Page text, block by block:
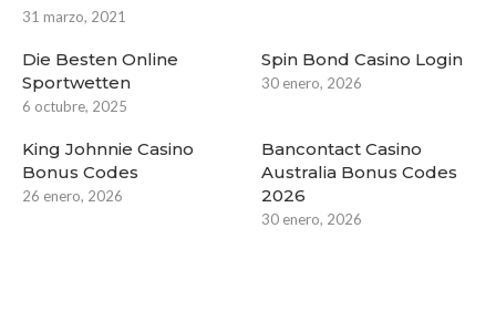
31 marzo, 2021
Die Besten Online
Sportwetten
6 octubre, 2025
Spin Bond Casino Login
30 enero, 2026
King Johnnie Casino
Bonus Codes
26 enero, 2026
Bancontact Casino
Australia Bonus Codes
2026
30 enero, 2026